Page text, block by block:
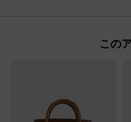
この